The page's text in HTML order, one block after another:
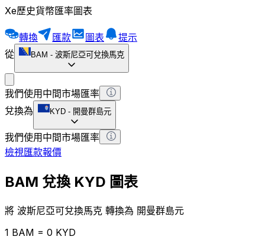
Xe歷史貨幣匯率圖表
轉換 匯款 圖表
提示
從
BAM - 波斯尼亞可兌換馬克
我們使用中間市場匯率
兌換為
KYD - 開曼群島元
我們使用中間市場匯率
檢視匯款報價
BAM 兌換 KYD 圖表
將 波斯尼亞可兌換馬克 轉換為 開曼群島元
1 BAM = 0 KYD